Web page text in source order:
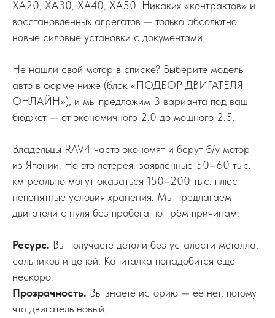
XA20, XA30, XA40, XA50. Никаких «контрактов» и
восстановленных агрегатов — только абсолютно
новые силовые установки с документами.
Не нашли свой мотор в списке? Выберите модель
авто в форме ниже (блок «ПОДБОР ДВИГАТЕЛЯ
ОНЛАЙН»), и мы предложим 3 варианта под ваш
бюджет — от экономичного 2.0 до мощного 2.5.
Владельцы RAV4 часто экономят и берут б/у мотор
из Японии. Но это лотерея: заявленные 50–60 тыс.
км реально могут оказаться 150–200 тыс. плюс
непонятные условия хранения. Мы предлагаем
двигатели с нуля без пробега по трём причинам:
Ресурс. Вы получаете детали без усталости металла,
сальников и цепей. Капиталка понадобится ещё
нескоро.
Прозрачность. Вы знаете историю — её нет, потому
что двигатель новый.